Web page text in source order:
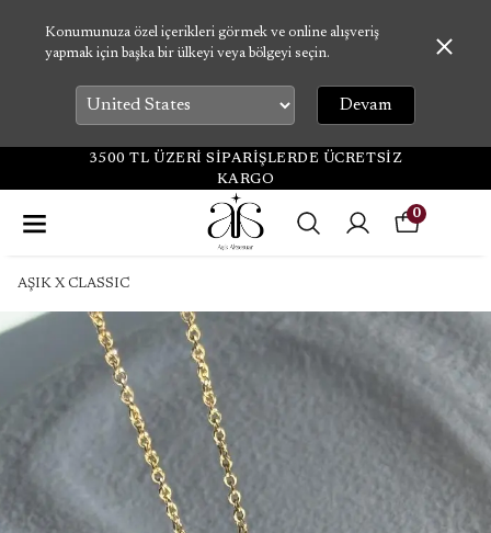
Konumunuza özel içerikleri görmek ve online alışveriş
yapmak için başka bir ülkeyi veya bölgeyi seçin.
Devam
3500 TL ÜZERİ SİPARİŞLERDE ÜCRETSİZ
KARGO
0
AŞIK X CLASSIC